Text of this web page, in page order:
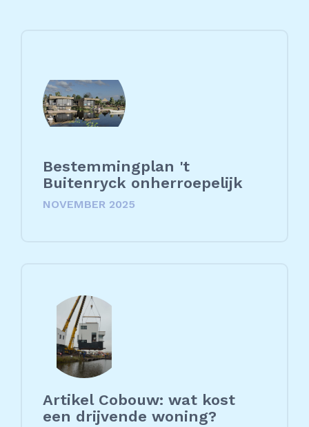
Bestemmingplan 't
Buitenryck onherroepelijk
NOVEMBER 2025
Artikel Cobouw: wat kost
een drijvende woning?